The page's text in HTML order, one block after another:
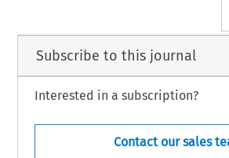
Subscribe to this journal
Interested in a subscription?
Contact our sales